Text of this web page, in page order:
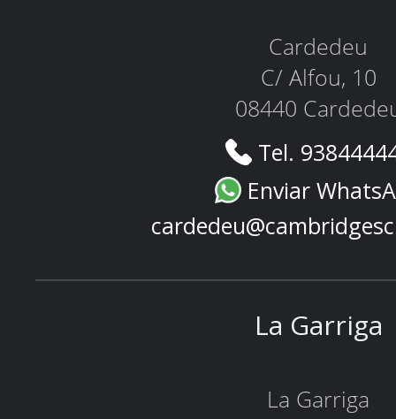
Cardedeu
C/ Alfou, 10
08440
Tel.
Enviar
La Garriga
La Garriga